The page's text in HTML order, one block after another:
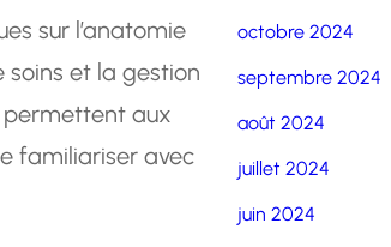
sur l’anatomie
soins et la gestion
permettent aux
familiariser avec
octobre 2024
septembre 2024
août 2024
juillet 2024
juin 2024